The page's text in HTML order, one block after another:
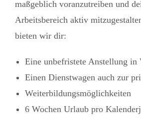
maßgeblich voranzutreiben und
Arbeitsbereich aktiv
bieten wir dir:
Eine unbefristete Anstellung in
Einen Dienstwagen auch zur
Weiterbildungsmöglichkeiten
6 Wochen Urlaub pro